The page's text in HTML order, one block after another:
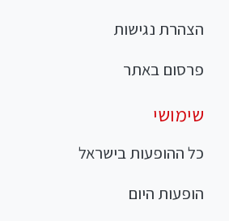
הצהרת נגישות
פרסום באתר
שימושי
כל ההופעות בישראל
הופעות היום